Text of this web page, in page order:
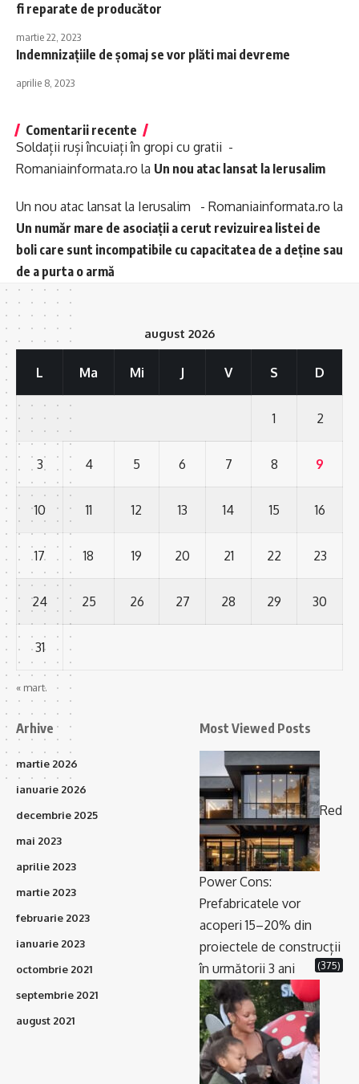
fi reparate de producător
martie 22, 2023
Indemnizaţiile de şomaj se vor plăti mai devreme
aprilie 8, 2023
Comentarii recente
Soldații ruși încuiați în gropi cu gratii -
Romaniainformata.ro la Un nou atac lansat la Ierusalim
Un nou atac lansat la Ierusalim - Romaniainformata.ro la
Un număr mare de asociații a cerut revizuirea listei de
boli care sunt incompatibile cu capacitatea de a deține sau
de a purta o armă
august 2026
L Ma Mi J V S D
1 2
3 4 5 6 7 8 9
10 11 12 13 14 15 16
17 18 19 20 21 22 23
24 25 26 27 28 29 30
31
« mart.
Arhive
martie 2026
ianuarie 2026
decembrie 2025
mai 2023
aprilie 2023
martie 2023
februarie 2023
ianuarie 2023
octombrie 2021
septembrie 2021
august 2021
Most Viewed Posts
Red
Power Cons:
Prefabricatele vor
acoperi 15–20% din
proiectele de construcții
în următorii 3 ani
(375)